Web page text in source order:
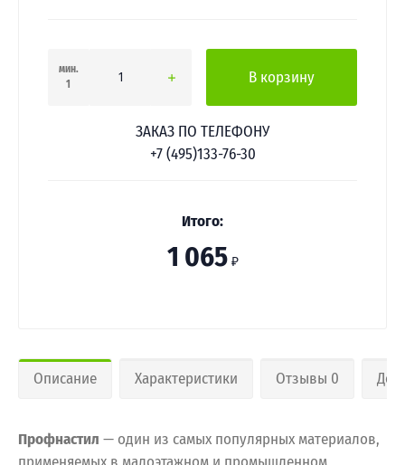
мин.
1
В корзину
ЗАКАЗ ПО ТЕЛЕФОНУ
+7 (495)133-76-30
Итого:
1 065 ₽
Описание Характеристики Отзывы 0
Профнастил — один из самых популярных материалов,